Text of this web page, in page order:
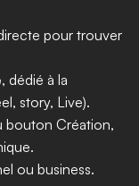
pour trouver
, dédié à la
story, Live).
bouton Création,
ou business.